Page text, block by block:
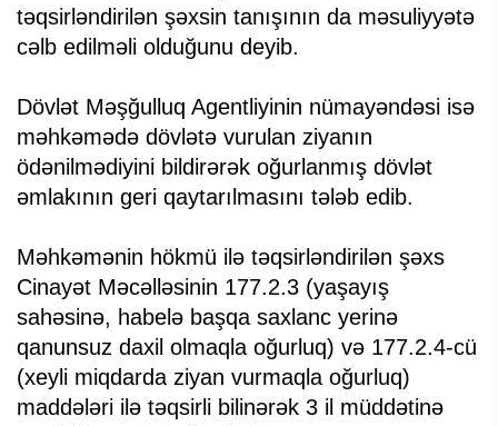
təqsirləndirilən şəxsin tanışının da məsuliyyətə
cəlb edilməli olduğunu deyib.
Dövlət Məşğulluq Agentliyinin nümayəndəsi isə
məhkəmədə dövlətə vurulan ziyanın
ödənilmədiyini bildirərək oğurlanmış dövlət
əmlakının geri qaytarılmasını tələb edib.
Məhkəmənin hökmü ilə təqsirləndirilən şəxs
Cinayət Məcəlləsinin 177.2.3 (yaşayış
sahəsinə, habelə başqa saxlanc yerinə
qanunsuz daxil olmaqla oğurluq) və 177.2.4-cü
(xeyli miqdarda ziyan vurmaqla oğurluq)
maddələri ilə təqsirli bilinərək 3 il müddətinə